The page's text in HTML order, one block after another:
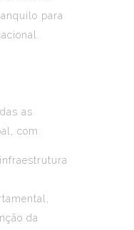
para
as
com:
da